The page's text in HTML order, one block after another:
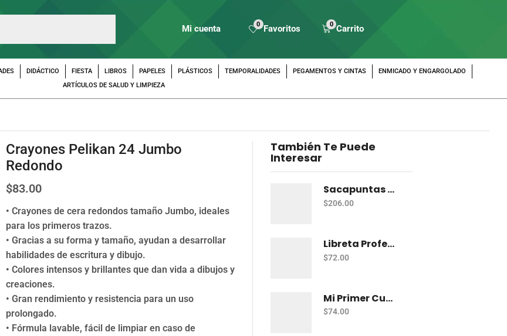
Mi cuenta 0 Favoritos 0 Carrito
DIDÁCTICO FIESTA LIBROS PAPELES PLÁSTICOS TEMPORALIDADES PEGAMENTOS Y CINTAS
ENMICADO Y ENGARGOLADO
ARTÍCULOS DE SALUD Y LIMPIEZA
Crayones Pelikan 24 Jumbo
Redondo
$83.00
• Crayones de cera redondos tamaño Jumbo, ideales
para los primeros trazos.
• Gracias a su forma y tamaño, ayudan a desarrollar
habilidades de escritura y dibujo.
• Colores intensos y brillantes que dan vida a dibujos y
creaciones.
• Gran rendimiento y resistencia para un uso
prolongado.
• Fórmula lavable, fácil de limpiar en caso de
También Te Puede
Interesar
Sacapuntas Maped Shaker 2 Orificios - Bote Con 12
$206.00
Libreta Profesional De Espiral Norma Color 100 H C-7
$72.00
Mi Primer Cuaderno Cuadritos "A" (10Mm) 50 Hojas Norma
$74.00